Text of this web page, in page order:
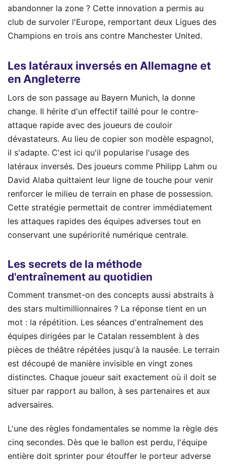
abandonner la zone ? Cette innovation a permis au
club de survoler l'Europe, remportant deux Ligues des
Champions en trois ans contre Manchester United.
Les latéraux inversés en Allemagne et
en Angleterre
Lors de son passage au Bayern Munich, la donne
change. Il hérite d'un effectif taillé pour le contre-
attaque rapide avec des joueurs de couloir
dévastateurs. Au lieu de copier son modèle espagnol,
il s'adapte. C'est ici qu'il popularise l'usage des
latéraux inversés. Des joueurs comme Philipp Lahm ou
David Alaba quittaient leur ligne de touche pour venir
renforcer le milieu de terrain en phase de possession.
Cette stratégie permettait de contrer immédiatement
les attaques rapides des équipes adverses tout en
conservant une supériorité numérique centrale.
Les secrets de la méthode
d'entraînement au quotidien
Comment transmet-on des concepts aussi abstraits à
des stars multimillionnaires ? La réponse tient en un
mot : la répétition. Les séances d'entraînement des
équipes dirigées par le Catalan ressemblent à des
pièces de théâtre répétées jusqu'à la nausée. Le terrain
est découpé de manière invisible en vingt zones
distinctes. Chaque joueur sait exactement où il doit se
situer par rapport au ballon, à ses partenaires et aux
adversaires.
L'une des règles fondamentales se nomme la règle des
cinq secondes. Dès que le ballon est perdu, l'équipe
entière doit sprinter pour étouffer le porteur adverse